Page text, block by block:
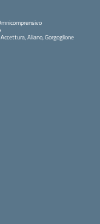
Aliano, Gorgoglione